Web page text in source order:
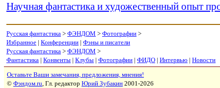
Научная фантастика и художественный опыт
Русская фантастика > ФЭНДОМ > Фотографии >
Избранное | Конференции | Фэны и писатели
Русская фантастика > ФЭНДОМ >
Фантастика | Конвенты | Клубы | Фотографии | ФИДО | Интервью | Новости
Оставьте Ваши замечания, предложения, мнения!
© Фэндом.ru, Гл. редактор Юрий Зубакин 2001-2026